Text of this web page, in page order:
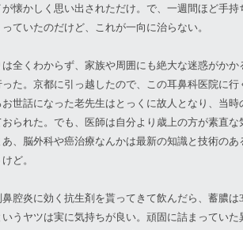
が懐かしく思い出されただけ。で、一週間ほど手
ていたのだけど、これが一向に治らない。
全くわからず、家族や周囲にも絶大な迷惑がかか
た。京都に引っ越したので、この耳鼻科医院に行
世話になった老先生はとっくに故人となり、当時
られた。でも、医師は自分より歳上の方が素直
あ、脳外科や癌治療なんかは最新の知識と技術の
ど。
腔炎に効く抗生剤を貰ってきて飲んだら、蓄膿は
いうヤツは実に気持ちが良い。頑固に詰まってい